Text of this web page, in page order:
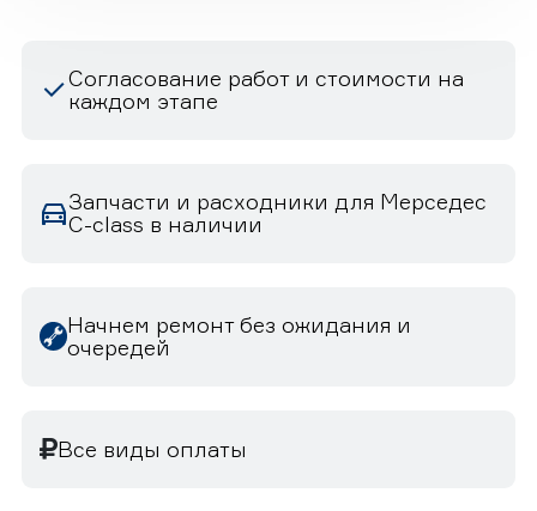
Согласование работ и стоимости на
каждом этапе
Запчасти и расходники для Мерседес
C-class в наличии
Начнем ремонт без ожидания и
очередей
Все виды оплаты